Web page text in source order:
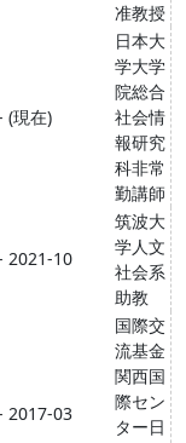
准教授
(現在)
日本大
学大学
院総合
社会情
報研究
科非常
勤講師
2021-10
筑波大
学人文
社会系
助教
2017-03
国際交
流基金
関西国
際セン
ター日